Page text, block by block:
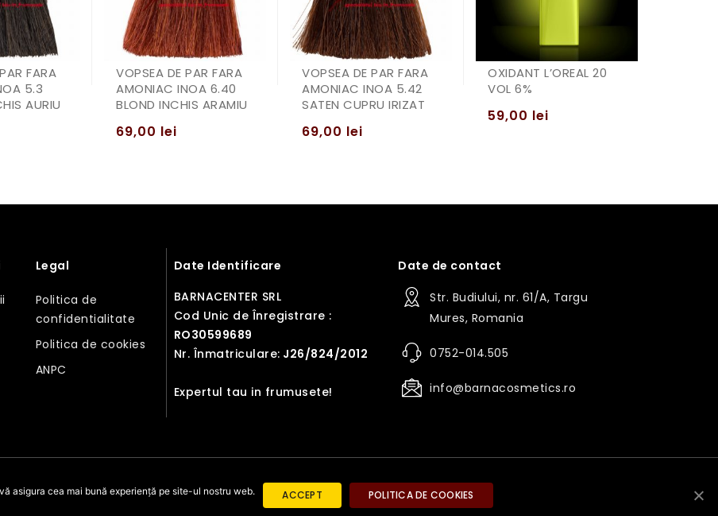
FARA
5.3
AURIU
VOPSEA DE PAR FARA
AMONIAC INOA 6.40
BLOND INCHIS ARAMIU
69,00 lei
VOPSEA DE PAR FARA
AMONIAC INOA 5.42
SATEN CUPRU IRIZAT
69,00 lei
OXIDANT L’OREAL 20
VOL 6%
59,00 lei
Legal
Politica de
confidentialitate
Politica de cookies
ANPC
Date Identificare
BARNACENTER SRL
Cod Unic de Înregistrare :
RO30599689
Nr. Înmatriculare: J26/824/2012
Expertul tau in frumusete!
Date de contact
Str. Budiului, nr. 61/A, Targu
Mures, Romania
0752-014.505
info@barnacosmetics.ro
Copyright © 2026 BarnaCosmetics
asigura cea mai bună experiență pe site-ul nostru web. ACCEPT POLITICA DE COOKIES